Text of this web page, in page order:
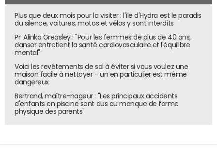
Plus que deux mois pour la visiter : l'île d'Hydra est le paradis
du silence, voitures, motos et vélos y sont interdits
Pr. Alinka Greasley : "Pour les femmes de plus de 40 ans,
danser entretient la santé cardiovasculaire et l'équilibre
mental"
Voici les revêtements de sol à éviter si vous voulez une
maison facile à nettoyer - un en particulier est même
dangereux
Bertrand, maître-nageur : "Les principaux accidents
d'enfants en piscine sont dus au manque de forme
physique des parents"